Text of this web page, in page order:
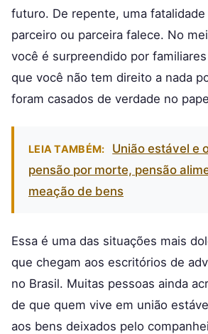
futuro. De repente, uma
parceiro ou parceira falece. No
você é surpreendido por
que você não tem direito a nada
foram casados de verdade no
LEIA TAMBÉM:
União estável e
pensão por morte, pensão
meação de bens
Essa é uma das situações mais
que chegam aos escritórios de
no Brasil. Muitas pessoas ainda
de que quem vive em união
aos bens deixados pelo